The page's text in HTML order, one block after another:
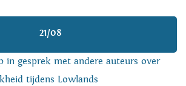
21/08
in gesprek met andere auteurs over
tijdens Lowlands